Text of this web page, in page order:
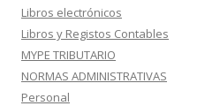
Libros electrónicos
Libros y Registos Contables
MYPE TRIBUTARIO
NORMAS ADMINISTRATIVAS
Personal